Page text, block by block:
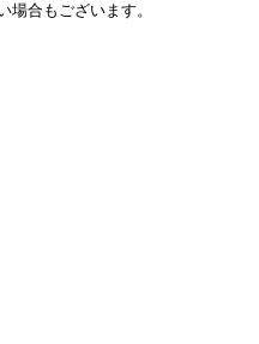
合もございます。